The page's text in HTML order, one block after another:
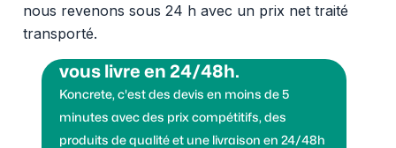
nous revenons sous 24 h avec un prix net traité
transporté.
vous livre en 24/48h.
Koncrete, c'est des devis en moins de 5
minutes avec des prix compétitifs, des
produits de qualité et une livraison en 24/48h